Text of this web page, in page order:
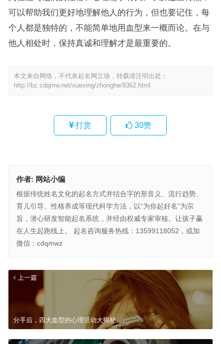
可以帮助我们更好地理解他人的行为，但也要记住，每
个人都是独特的，不能简单地用血型来一概而论。在与
他人相处时，保持真诚和理解才是最重要的。
本文来自网络，不代表起名网立场，转载请注明出处：
http://bz.cdqmw.net/xuexing/zhonghe/8362.html
打赏 30赞
作者: 网站小编
根据传统姓名文化的起名方式并结合字的形音义、流行趋势、
育儿引导、性格养成等现代科学方法，以“为你起好名”为宗
旨，潜心研发智能起名系统，并经由权威专家审核。让孩子赢
在人生起跑线上。 起名咨询服务热线：13599118052，或加
微信：cdqmwz
上一篇
分手后，四大血型的心理活动大揭秘